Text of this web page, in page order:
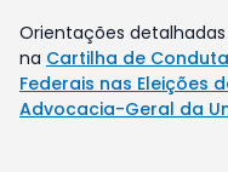
Orientações
na Cartilha de
Federais nas Eleições
Advocacia-Geral da